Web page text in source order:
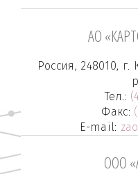
АО
Россия, 248010, г.
Тел.:
Факс:
E-mail:
ООО